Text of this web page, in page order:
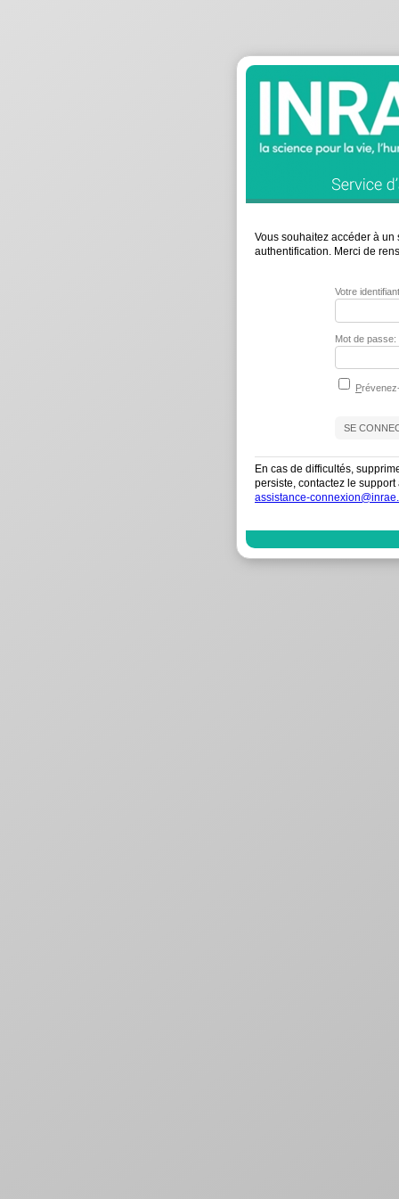
Vous souhaitez accéder à
authentification. Merci de
Votre
Mot de passe:
P
En cas de difficultés,
persiste, contactez le
assistance-